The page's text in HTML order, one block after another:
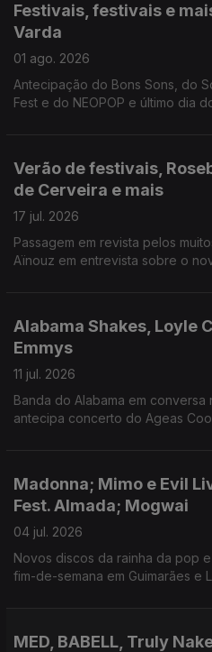
Festivais, festivais e
Varda
01 ago. 2026
Antecipação do Bons Sons, do
Fest e do NEOPOP e último dia
Verão de festivais,
de Cerveira e mais
17 jul. 2026
Passagem em revista pelos
Aïnouz em entrevista sobre o
Alabama Shakes, Loyle
Emmys
11 jul. 2026
Banda do Alabama em conversa
antecipa concerto do Ageas
Madonna; Mimo e Evil
Fest. Almada; Mogwai
04 jul. 2026
Novos discos da rainha da pop
fim-de-semana em Guimarães e
MED, BABELL, Truly